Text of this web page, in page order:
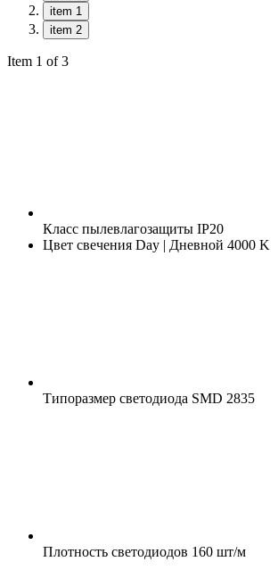
item 1
item 2
Item 1 of 3
Класс пылевлагозащиты IP20
Цвет свечения Day | Дневной 4000 K
Типоразмер светодиода SMD 2835
Плотность светодиодов 160 шт/м